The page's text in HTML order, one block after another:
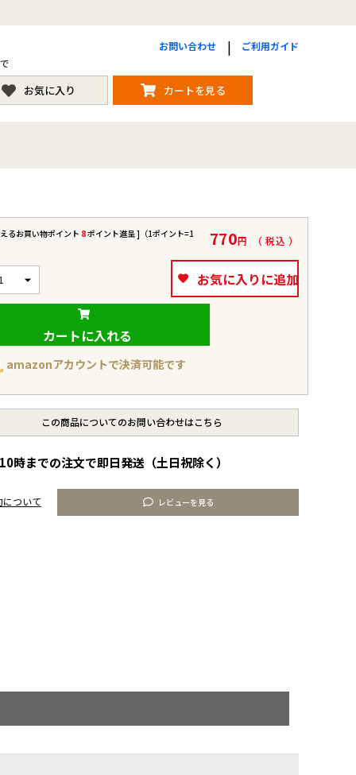
お問い合わせ ご利用ガイド
お気に入り カートを見る
るお買い物ポイント 8ポイント進呈 ]（1ポイント=1
770 税込
お気に入りに追加
カートに入れる
amazonアカウントで決済可能です
10時までの注文で即日発送（土日祝除く）
この商品についてのお問い合わせはこちら
レビューを見る
ついて